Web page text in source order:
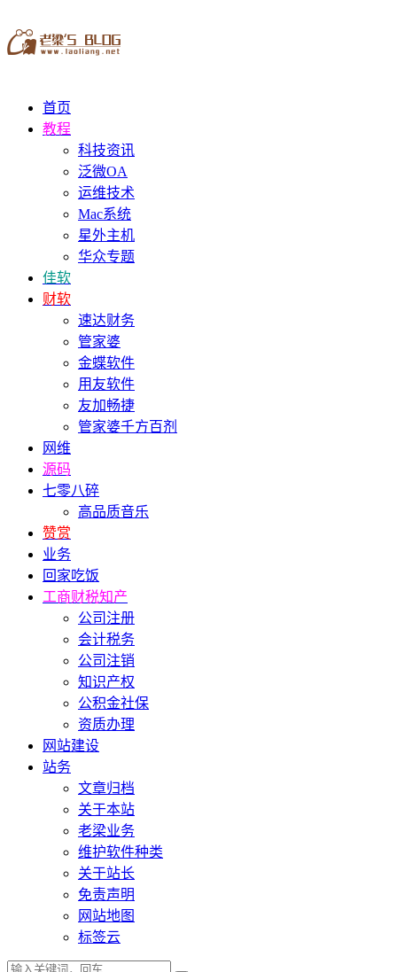
首页
教程
科技资讯
泛微OA
运维技术
Mac系统
星外主机
华众专题
佳软
财软
速达财务
管家婆
金蝶软件
用友软件
友加畅捷
管家婆千方百剂
网维
源码
七零八碎
高品质音乐
赞赏
业务
回家吃饭
工商财税知产
公司注册
会计税务
公司注销
知识产权
公积金社保
资质办理
网站建设
站务
文章归档
关于本站
老梁业务
维护软件种类
关于站长
免责声明
网站地图
标签云